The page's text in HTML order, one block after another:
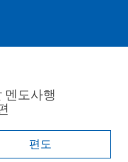
도사행
편도